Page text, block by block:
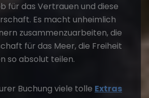
für das Vertrauen und diese
Es macht unheimlich
zusammenzuarbeiten, die
für das Meer, die Freiheit
so absolut teilen.
Buchung viele tolle Extras